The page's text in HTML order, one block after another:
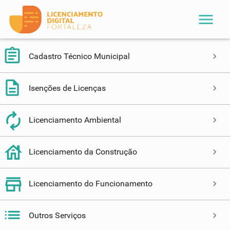
menu
Cadastro Técnico Municipal
Isenções de Licenças
Licenciamento Ambiental
Licenciamento da Construção
Licenciamento do Funcionamento
Outros Serviços